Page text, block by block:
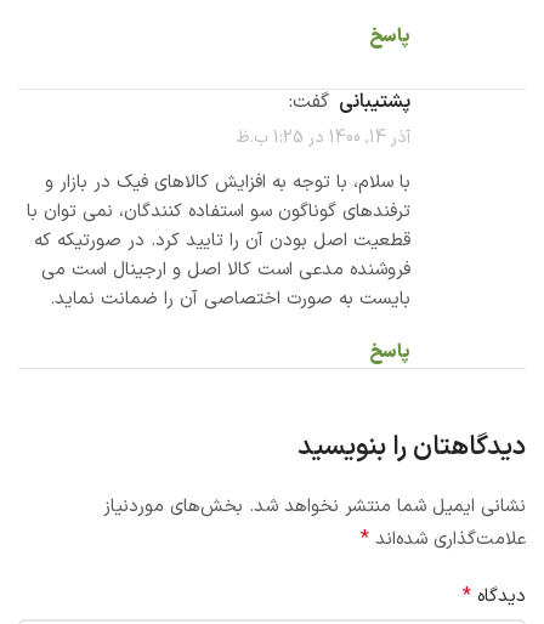
پاسخ
پشتیبانی گفت:
آذر 14, 1400 در 1:25 ب.ظ
با سلام، با توجه به افزایش کالاهای فیک در بازار و
ترفندهای گوناگون سو استفاده کنندگان، نمی توان با
قطعیت اصل بودن آن را تایید کرد. در صورتیکه که
فروشنده مدعی است کالا اصل و ارجینال است می
بایست به صورت اختصاصی آن را ضمانت نماید.
پاسخ
دیدگاهتان را بنویسید
نشانی ایمیل شما منتشر نخواهد شد. بخش‌های موردنیاز
علامت‌گذاری شده‌اند *
دیدگاه *